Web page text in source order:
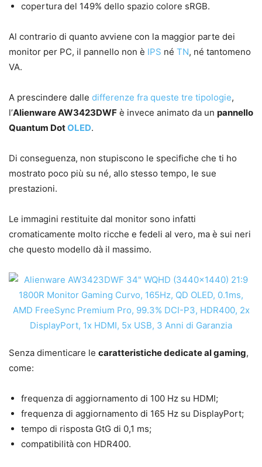
copertura del 149% dello spazio colore sRGB.
Al contrario di quanto avviene con la maggior parte dei
monitor per PC, il pannello non è IPS né TN, né tantomeno
VA.
A prescindere dalle differenze fra queste tre tipologie,
l’Alienware AW3423DWF è invece animato da un pannello
Quantum DotOLED.
Di conseguenza, non stupiscono le specifiche che ti ho
mostrato poco più su né, allo stesso tempo, le sue
prestazioni.
Le immagini restituite dal monitor sono infatti
cromaticamente molto ricche e fedeli al vero, ma è sui neri
che questo modello dà il massimo.
Senza dimenticare le caratteristiche dedicate al gaming,
come:
frequenza di aggiornamento di 100 Hz su HDMI;
frequenza di aggiornamento di 165 Hz su DisplayPort;
tempo di risposta GtG di 0,1 ms;
compatibilità con HDR400.